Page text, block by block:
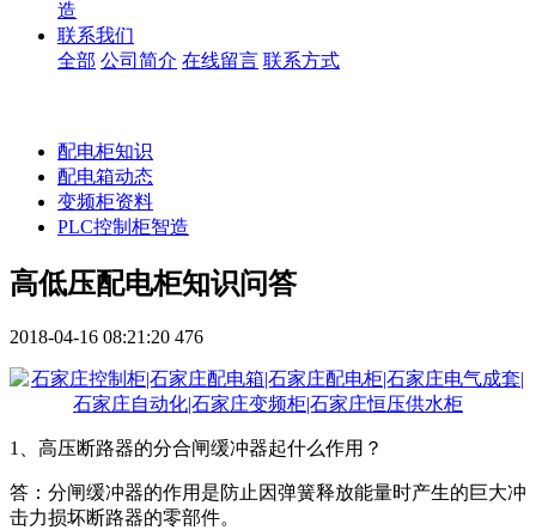
造
联系我们
全部 公司简介 在线留言 联系方式
配电柜知识
配电箱动态
变频柜资料
PLC控制柜智造
高低压配电柜知识问答
2018-04-16 08:21:20 476
1、高压断路器的分合闸缓冲器起什么作用？
答：分闸缓冲器的作用是防止因弹簧释放能量时产生的巨大冲
击力损坏断路器的零部件。